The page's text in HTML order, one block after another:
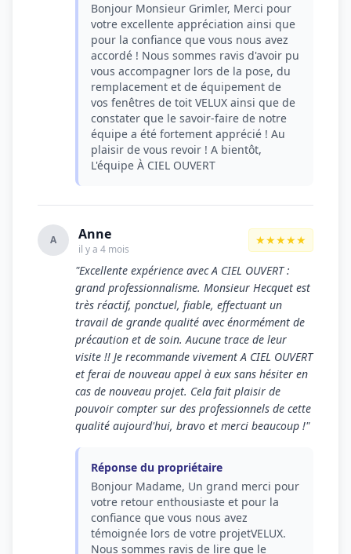
Bonjour Monsieur Grimler, Merci pour
votre excellente appréciation ainsi que
pour la confiance que vous nous avez
accordé ! Nous sommes ravis d'avoir pu
vous accompagner lors de la pose, du
remplacement et de équipement de
vos fenêtres de toit VELUX ainsi que de
constater que le savoir-faire de notre
équipe a été fortement apprécié ! Au
plaisir de vous revoir ! A bientôt,
L'équipe À CIEL OUVERT
A Anne
il y a 4 mois
★★★★★
"Excellente expérience avec A CIEL OUVERT :
grand professionnalisme. Monsieur Hecquet est
très réactif, ponctuel, fiable, effectuant un
travail de grande qualité avec énormément de
précaution et de soin. Aucune trace de leur
visite !! Je recommande vivement A CIEL OUVERT
et ferai de nouveau appel à eux sans hésiter en
cas de nouveau projet. Cela fait plaisir de
pouvoir compter sur des professionnels de cette
qualité aujourd'hui, bravo et merci beaucoup !"
Réponse du propriétaire
Bonjour Madame, Un grand merci pour
votre retour enthousiaste et pour la
confiance que vous nous avez
témoignée lors de votre projetVELUX.
Nous sommes ravis de lire que le